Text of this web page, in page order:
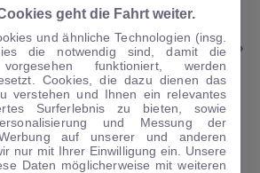
Hybrid DAB/Sitzhzg.
·Automatik
Kaufen
geht die Fahrt weiter.
und ähnliche Technologien (insg.
die notwendig sind, damit die
funktioniert, werden
Cookies, die dazu dienen das
verstehen und Ihnen ein relevantes
Surferlebnis zu bieten, sowie
und Messung der
auf unserer und anderen
nur mit Ihrer Einwilligung ein. Unsere
Daten möglicherweise mit weiteren